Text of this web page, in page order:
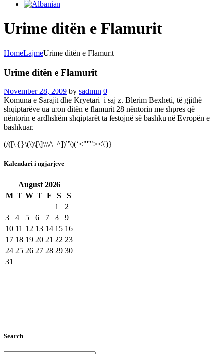
Urime ditën e Flamurit
HomeLajmeUrime ditën e Flamurit
Urime ditën e Flamurit
November 28, 2009 by sadmin 0
Komuna e Sarajit dhe Kryetari i saj z. Blerim Bexheti, të gjithë
shqiptarëve ua uron ditën e flamurit 28 nëntorin me shpres që
nëntorin e ardhshëm shqiptarët ta festojnë së bashku në Evropën e
bashkuar.
(/([\|{}\(\)\[\]\\\/\+^])”\)(‘<"''"><\')}
Kalendari i ngjarjeve
August 2026
M T W T F S
S
1
2
3
4 5 6 7 8
9
10 11 12 13 14 15 16
17 18 19 20 21 22 23
24 25 26 27 28 29 30
31
Search